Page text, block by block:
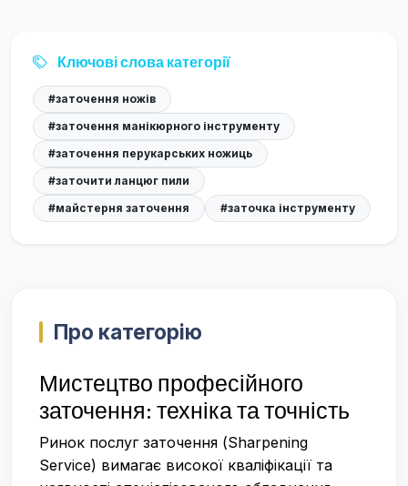
Ключові слова категорії
#заточення ножів
#заточення манікюрного інструменту
#заточення перукарських ножиць
#заточити ланцюг пили
#майстерня заточення
#заточка інструменту
Про категорію
Мистецтво професійного
заточення: техніка та точність
Ринок послуг заточення (Sharpening
Service) вимагає високої кваліфікації та